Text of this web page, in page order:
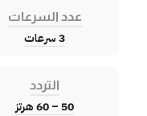
عدد السرعات
3 سرعات
التردد
50 – 60 هرتز